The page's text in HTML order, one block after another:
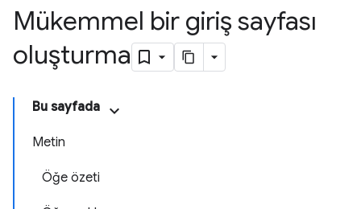
Mükemmel bir giriş sayfası
oluşturma
Bu sayfada
Metin
Öğe özeti